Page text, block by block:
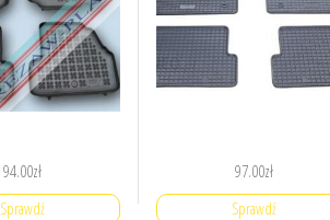
94.00zł
Sprawdź
97.00zł
Sprawdź